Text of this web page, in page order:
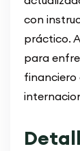
con
práctico.
para
financiero